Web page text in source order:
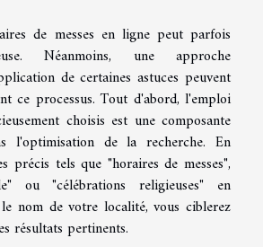
de messes en ligne peut parfois
Néanmoins, une approche
de certaines astuces peuvent
ce processus. Tout d'abord, l'emploi
choisis est une composante
l'optimisation de la recherche. En
précis tels que "horaires de messes",
ou "célébrations religieuses" en
nom de votre localité, vous ciblerez
résultats pertinents.